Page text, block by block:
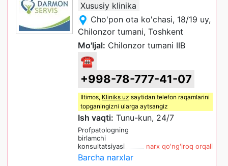
Xususiy klinika
Cho'pon ota ko'chasi, 18/19 uy,
Chilonzor tumani, Toshkent
Mo'ljal: Chilonzor tumani IIB
☎
+998-78-777-41-07
Iltimos, Kliniks uz saytidan telefon raqamlarini
topganingizni ularga aytsangiz
Ish vaqti: Tunu-kun, 24/7
Profpatologning
birlamchi
konsultatsiyasi
narx qo'ng'iroq orqali
Barcha narxlar